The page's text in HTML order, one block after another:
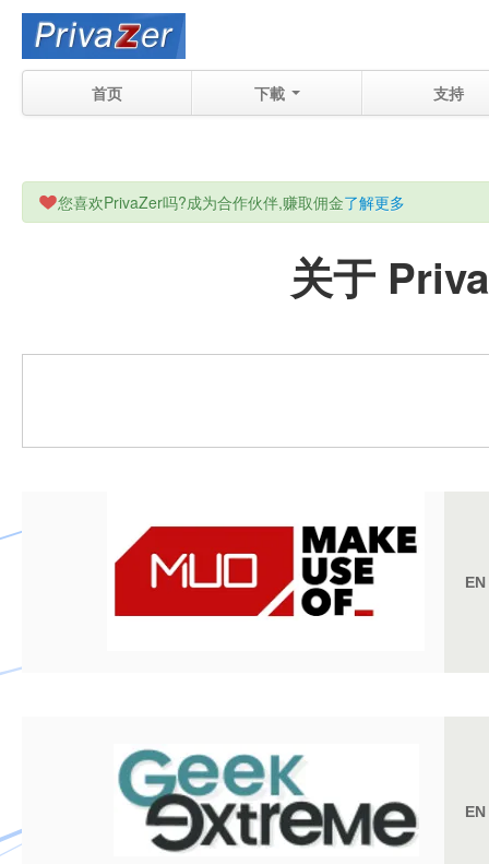
首页 下載 支持
您喜欢PrivaZer吗?成为合作伙伴,赚取佣金了解更多
关于
EN
EN